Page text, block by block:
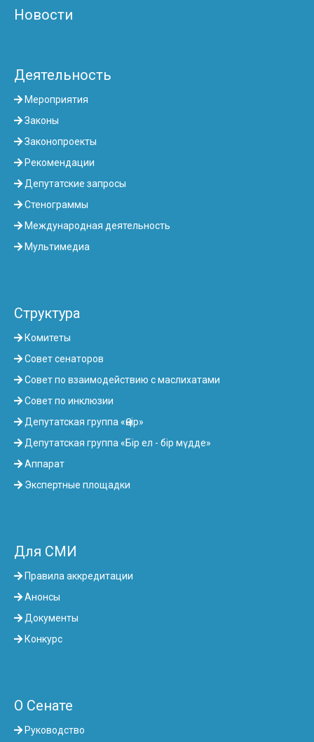
Новости
Деятельность
Мероприятия
Законы
Законопроекты
Рекомендации
Депутатские запросы
Стенограммы
Международная деятельность
Мультимедиа
Структура
Комитеты
Совет сенаторов
Совет по взаимодействию с маслихатами
Совет по инклюзии
Депутатская группа «Өңір»
Депутатская группа «Бір ел - бір мүдде»
Аппарат
Экспертные площадки
Для СМИ
Правила аккредитации
Анонсы
Документы
Конкурс
О Сенате
Руководство